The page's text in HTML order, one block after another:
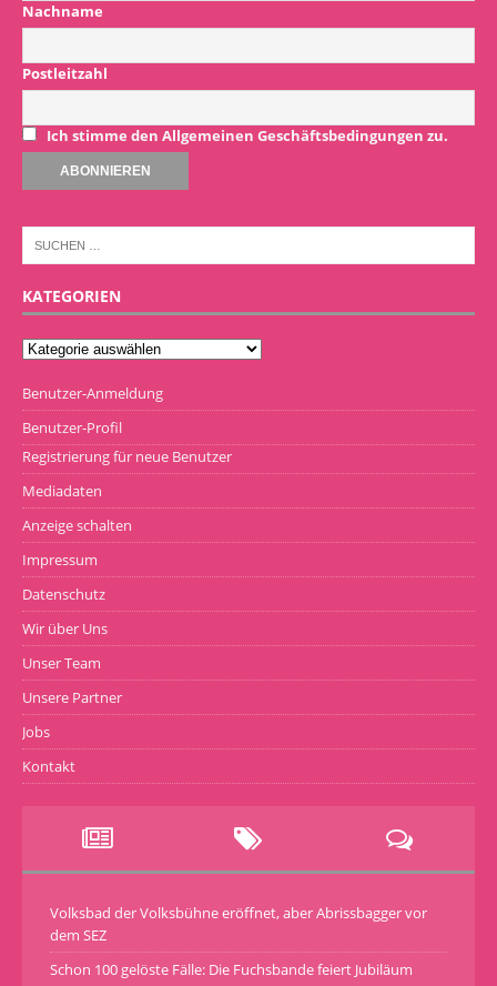
Nachname
Postleitzahl
Ich stimme den Allgemeinen Geschäftsbedingungen zu.
KATEGORIEN
Benutzer-Anmeldung
Benutzer-Profil
Registrierung für neue Benutzer
Mediadaten
Anzeige schalten
Impressum
Datenschutz
Wir über Uns
Unser Team
Unsere Partner
Jobs
Kontakt
Volksbad der Volksbühne eröffnet, aber Abrissbagger vor
dem SEZ
Schon 100 gelöste Fälle: Die Fuchsbande feiert Jubiläum